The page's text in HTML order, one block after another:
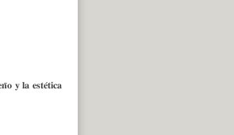
𝐲 𝐥𝐚 𝐞𝐬𝐭𝐞́𝐭𝐢𝐜𝐚